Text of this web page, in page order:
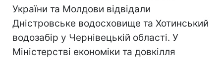
України та Молдови відвідали
Дністровське водосховище та Хотинський
водозабір у Чернівецькій області. У
Міністерстві економіки та довкілля